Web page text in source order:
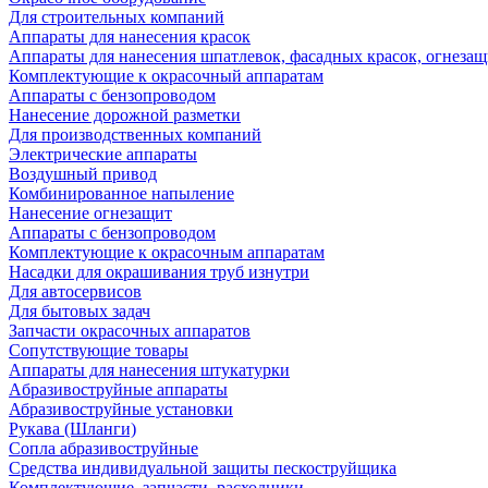
Для строительных компаний
Аппараты для нанесения красок
Аппараты для нанесения шпатлевок, фасадных красок,
Комплектующие к окрасочный аппаратам
Аппараты с бензопроводом
Нанесение дорожной разметки
Для производственных компаний
Электрические аппараты
Воздушный привод
Комбинированное напыление
Нанесение огнезащит
Аппараты с бензопроводом
Комплектующие к окрасочным аппаратам
Насадки для окрашивания труб изнутри
Для автосервисов
Для бытовых задач
Запчасти окрасочных аппаратов
Сопутствующие товары
Аппараты для нанесения штукатурки
Aбразивоструйные аппараты
Абразивоструйные установки
Рукава (Шланги)
Сопла абразивоструйные
Средства индивидуальной защиты пескоструйщика